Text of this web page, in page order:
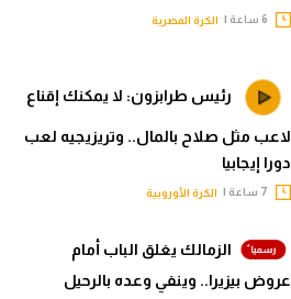
الكرة المصرية
رئيس طرابزون: لا يمكنك إقناع
لاعب مثل صلاح بالمال.. وتريزيجيه لعب
دورا إيجابيا
الكرة الأوروبية
الزمالك يغلق الباب أمام
عروض بيزيرا.. وينفي وعده بالرحيل